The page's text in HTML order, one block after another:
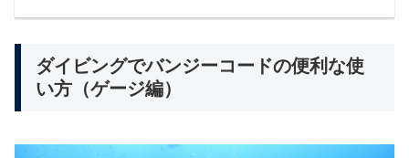
ダイビングでバンジーコードの便利な使
い方（ゲージ編）